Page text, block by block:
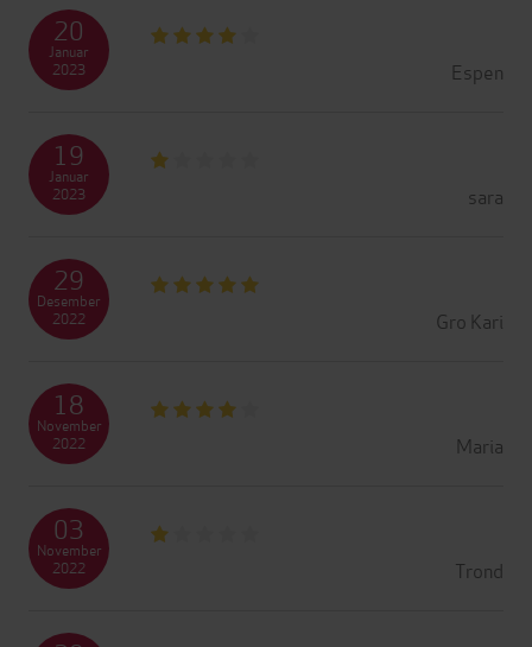
Espen
20
Januar
2023
sara
19
Januar
2023
Gro Kari
29
Desember
2022
Maria
18
November
2022
Trond
03
November
2022